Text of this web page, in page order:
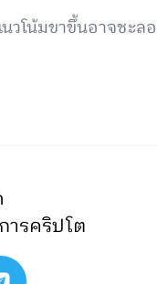
วโน้มขาขึ้นอาจชะล
ารคริปโต